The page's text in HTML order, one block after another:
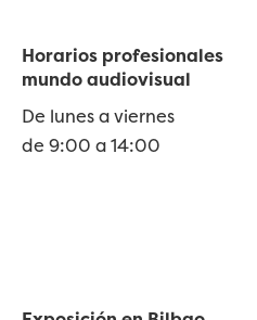
Horarios profesionales
mundo audiovisual
De lunes a viernes
de 9:00 a 14:00